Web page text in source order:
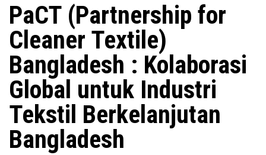
PaCT (Partnership for
Cleaner Textile)
Bangladesh : Kolaborasi
Global untuk Industri
Tekstil Berkelanjutan
Bangladesh